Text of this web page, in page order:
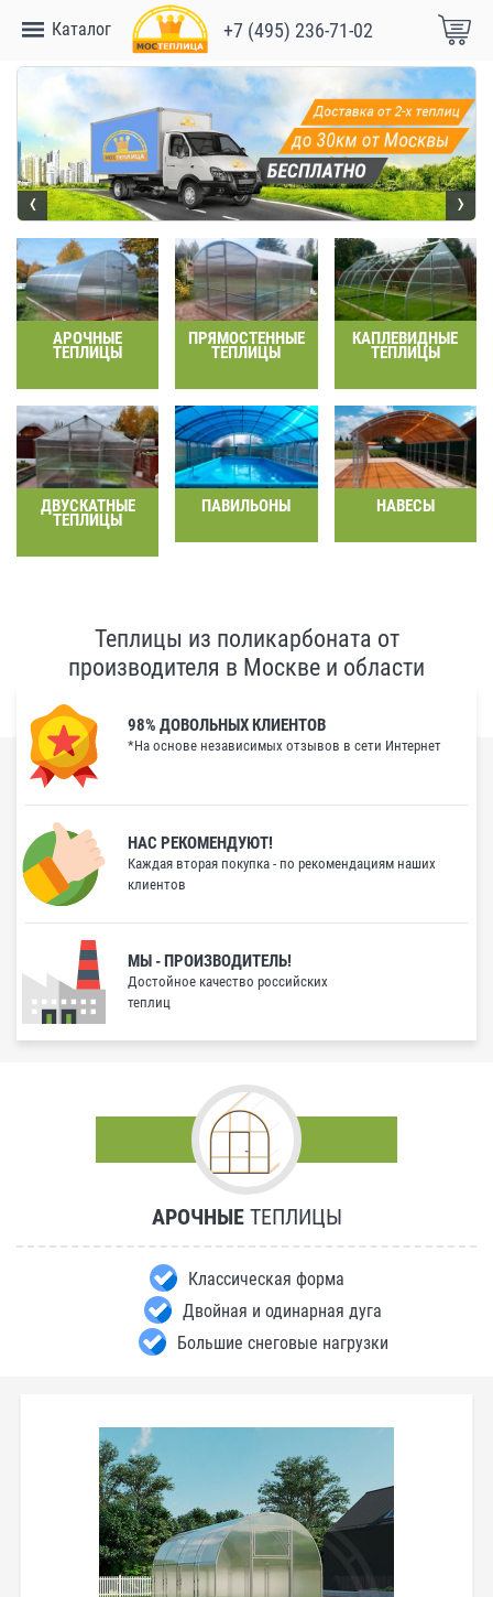
Каталог +7 (495) 236-71-02
‹ ›
АРОЧНЫЕ
ТЕПЛИЦЫ
ПРЯМОСТЕННЫЕ
ТЕПЛИЦЫ
КАПЛЕВИДНЫЕ
ТЕПЛИЦЫ
ДВУСКАТНЫЕ
ТЕПЛИЦЫ
ПАВИЛЬОНЫ НАВЕСЫ
Теплицы из поликарбоната от
производителя в Москве и области
98% ДОВОЛЬНЫХ КЛИЕНТОВ
*На основе независимых отзывов в сети Интернет
НАС РЕКОМЕНДУЮТ!
Каждая вторая покупка - по рекомендациям наших
клиентов
МЫ - ПРОИЗВОДИТЕЛЬ!
Достойное качество российских
теплиц
АРОЧНЫЕТЕПЛИЦЫ
Классическая форма
Двойная и одинарная дуга
Большие снеговые нагрузки